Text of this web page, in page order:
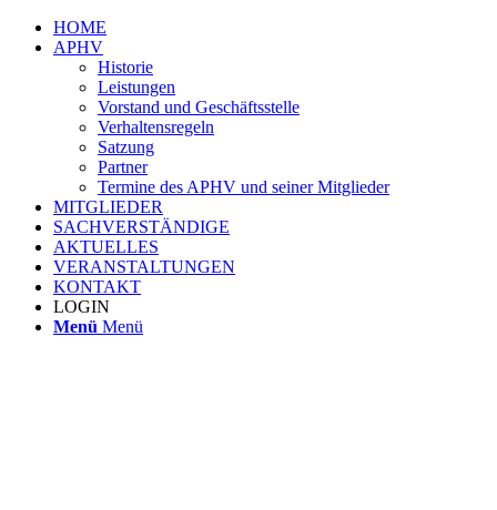
HOME
APHV
Historie
Leistungen
Vorstand und Geschäftsstelle
Verhaltensregeln
Satzung
Partner
Termine des APHV und seiner Mitglieder
MITGLIEDER
SACHVERSTÄNDIGE
AKTUELLES
VERANSTALTUNGEN
KONTAKT
LOGIN
Menü Menü